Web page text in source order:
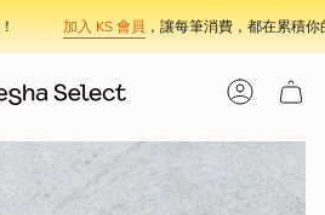
加入 KS 會員，讓每筆消費，都在累積你的
Account